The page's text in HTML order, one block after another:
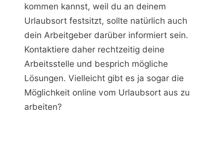
kommen kannst, weil du an deinem
Urlaubsort festsitzt, sollte natürlich auch
dein Arbeitgeber darüber informiert sein.
Kontaktiere daher rechtzeitig deine
Arbeitsstelle und besprich mögliche
Lösungen. Vielleicht gibt es ja sogar die
Möglichkeit online vom Urlaubsort aus zu
arbeiten?